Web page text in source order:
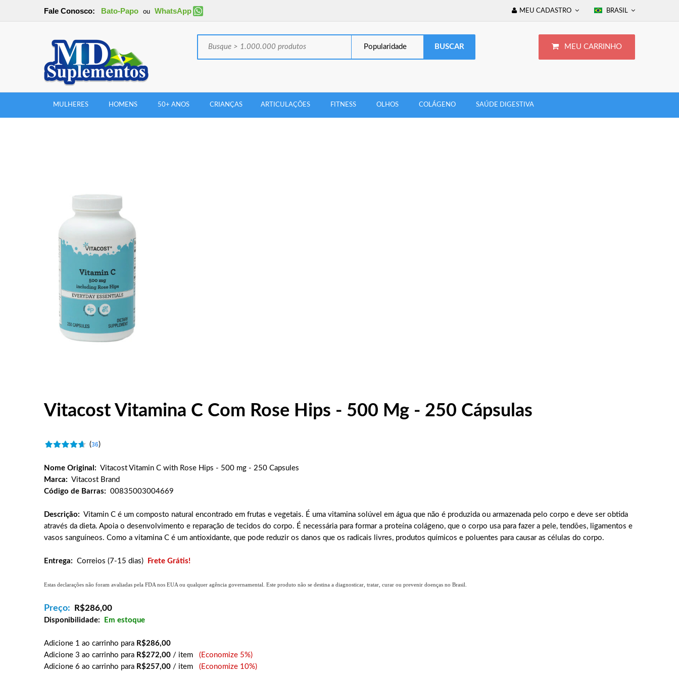
Fale Conosco: Bato-Papo ou WhatsApp BRASIL
MEU CADASTRO
MEU CARRINHO
Popularidade
MULHERES HOMENS 50+ ANOS CRIANÇAS ARTICULAÇÕES FITNESS OLHOS COLÁGENO SAÚDE DIGESTIVA
Vitacost Vitamina C Com Rose Hips - 500 Mg - 250 Cápsulas
(36)
Nome Original: Vitacost Vitamin C with Rose Hips - 500 mg - 250 Capsules
Marca: Vitacost Brand
Código de Barras: 00835003004669
Descrição: Vitamin C é um composto natural encontrado em frutas e vegetais. É uma vitamina solúvel em água que não é produzida ou armazenada pelo corpo e deve ser obtida
através da dieta. Apoia o desenvolvimento e reparação de tecidos do corpo. É necessária para formar a proteína colágeno, que o corpo usa para fazer a pele, tendões, ligamentos e
vasos sanguíneos. Como a vitamina C é um antioxidante, que pode reduzir os danos que os radicais livres, produtos químicos e poluentes para causar as células do corpo.
Entrega: Correios (7-15 dias) Frete Grátis!
Estas declarações não foram avaliadas pela FDA nos EUA ou qualquer agência governamental. Este produto não se destina a diagnosticar, tratar, curar ou prevenir doenças no Brasil.
Preço: R$286,00
Disponibilidade: Em estoque
Adicione 1 ao carrinho para R$286,00
Adicione 3 ao carrinho para R$272,00 / item (Economize 5%)
Adicione 6 ao carrinho para R$257,00 / item (Economize 10%)